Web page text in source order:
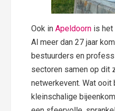
Ook inApeldoorn is het
Al meer dan 27 jaar
bestuurders en
sectoren samen op dit
netwerkevent. Wat ooit
kleinschalige